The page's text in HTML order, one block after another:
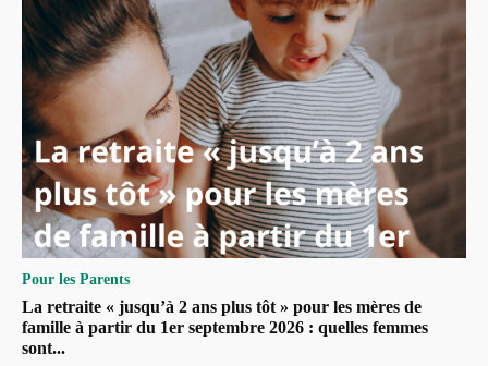
Pour les Parents
La retraite « jusqu’à 2 ans plus tôt » pour les mères de
famille à partir du 1er septembre 2026 : quelles femmes
sont...